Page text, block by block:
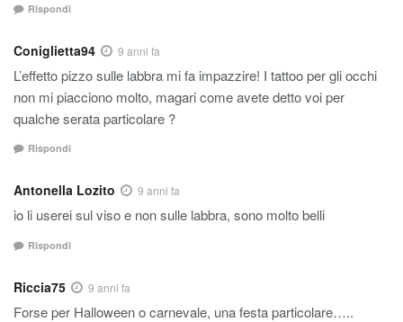
Rispondi
Coniglietta94 9 anni fa
L’effetto pizzo sulle labbra mi fa impazzire! I tattoo per gli occhi
non mi piacciono molto, magari come avete detto voi per
qualche serata particolare ?
Rispondi
Antonella Lozito 9 anni fa
io li userei sul viso e non sulle labbra, sono molto belli
Rispondi
Riccia75 9 anni fa
Forse per Halloween o carnevale, una festa particolare…..